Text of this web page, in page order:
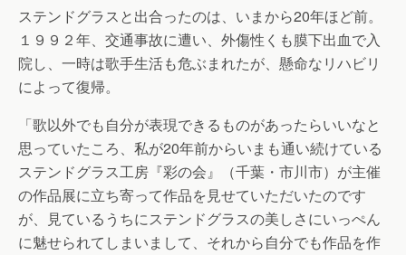
ステンドグラスと出合ったのは、いまから20年ほど前。
１９９２年、交通事故に遭い、外傷性くも膜下出血で入
院し、一時は歌手生活も危ぶまれたが、懸命なリハビリ
によって復帰。
「歌以外でも自分が表現できるものがあったらいいなと
思っていたころ、私が20年前からいまも通い続けている
ステンドグラス工房『彩の会』（千葉・市川市）が主催
の作品展に立ち寄って作品を見せていただいたのです
が、見ているうちにステンドグラスの美しさにいっぺん
に魅せられてしまいまして、それから自分でも作品を作